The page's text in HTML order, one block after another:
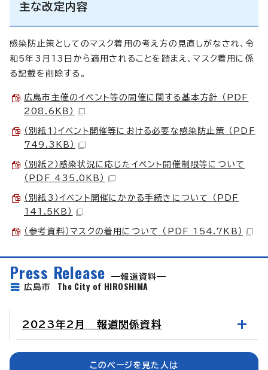
主な改定内容
感染防止策としてのマスク着用の考え方の見直しがなされ、令
和5年3月13日から適用されることを踏まえ、マスク着用に係
る記載を削除する。
広島市主催のイベント等の開催に関する基本方針 （PDF
208.6KB）
（別紙1）イベント開催等における必要な感染防止策 （PDF
749.3KB）
（別紙2）感染状況に応じたイベント開催制限等について
（PDF 435.0KB）
（別紙3）イベント開催にかかる手続きについて （PDF
141.5KB）
（参考資料）マスクの着用について （PDF 154.7KB）
Press Release
報道資料
広島市 The City of HIROSHIMA
2023年2月 報道関係資料
このページを見た人は